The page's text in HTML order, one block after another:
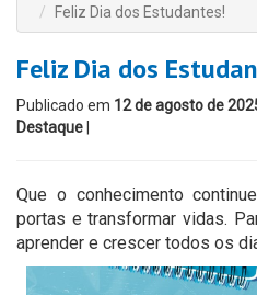
Feliz Dia dos Estudantes!
Feliz Dia dos
Publicado em 12 de agosto de
Destaque
Que o conhecimento
portas e transformar vidas.
aprender e crescer todos os